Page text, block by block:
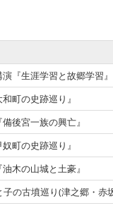
『生涯学習と故郷学習』
町の史跡巡り』
後宮一族の興亡』
町の史跡巡り』
木の山城と土豪』
子の古墳巡り(津之郷・赤